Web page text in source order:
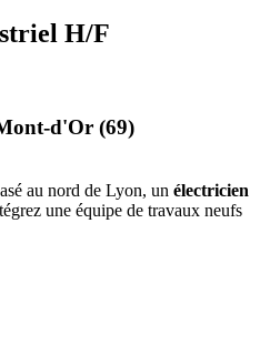
H/F
d'Or (69)
au nord de Lyon, un électricien
une équipe de travaux neufs